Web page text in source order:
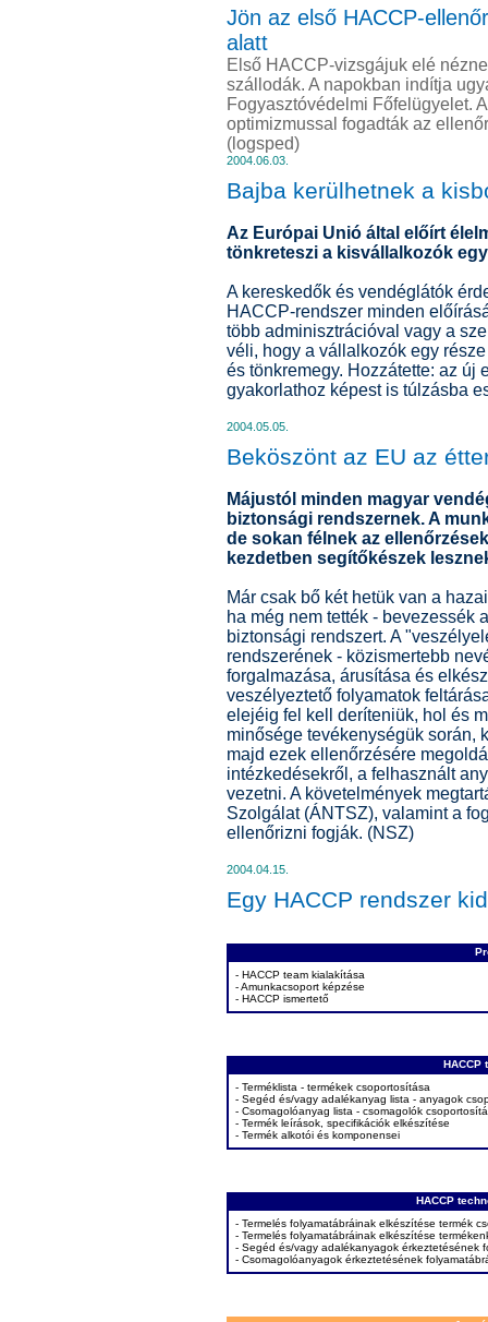
Jön az első HACCP-
alatt
Első HACCP-vizsgájuk elé
szállodák. A napokban indítja
Fogyasztóvédelmi Főfelügyelet.
optimizmussal fogadták az
(logsped)
2004.06.03.
Bajba kerülhetnek a
Az Európai Unió által előírt
tönkreteszi a kisvállalkozók
A kereskedők és vendéglátók
HACCP-rendszer minden
több adminisztrációval vagy a
véli, hogy a vállalkozók egy
és tönkremegy. Hozzátette: az új
gyakorlathoz képest is túlzásba
2004.05.05.
Beköszönt az EU az
Májustól minden magyar
biztonsági rendszernek. A
de sokan félnek az
kezdetben segítőkészek
Már csak bő két hetük van a
ha még nem tették - bevezessék
biztonsági rendszert. A
rendszerének - közismertebb
forgalmazása, árusítása és
veszélyeztető folyamatok
elejéig fel kell deríteniük, hol és
minősége tevékenységük során,
majd ezek ellenőrzésére
intézkedésekről, a felhasznált
vezetni. A követelmények
Szolgálat (ÁNTSZ), valamint a
ellenőrizni fogják. (NSZ)
2004.04.15.
Egy HACCP rendszer
- HACCP team kialakítása
- Amunkacsoport képzése
- HACCP ismertető
HACCP
- Terméklista - termékek csoportosítása
- Segéd és/vagy adalékanyag lista - anyagok
- Csomagolóanyag lista - csomagolók
- Termék leírások, specifikációk elkészítése
- Termék alkotói és komponensei
HACCP
- Termelés folyamatábráinak elkészítése termék
- Termelés folyamatábráinak elkészítése
- Segéd és/vagy adalékanyagok érkeztetésének
- Csomagolóanyagok érkeztetésének